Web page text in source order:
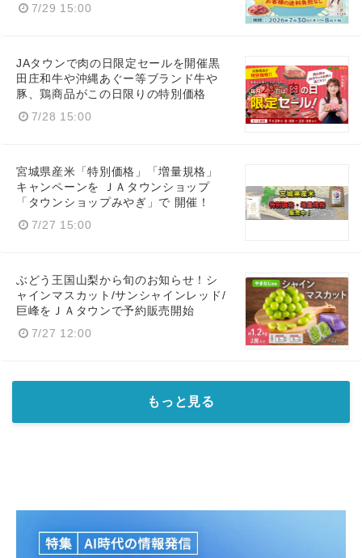
7/29 15:00
JAタウンで肉の日限定セールを開催黒
田庄和牛や沖縄あぐー等ブランド牛や
豚、鶏商品がこの日限りの特別価格
7/28 15:00
宮城県産米「特別価格」「増量規格」
キャンペーンを ＪＡタウンショップ
「タウンショップみやぎ」で 開催！
7/27 15:00
ぶどう王国山梨から旬のお知らせ！シ
ャインマスカット/サンシャインレッド/
巨峰をＪＡタウンで予約販売開始
7/27 12:00
もっと見る